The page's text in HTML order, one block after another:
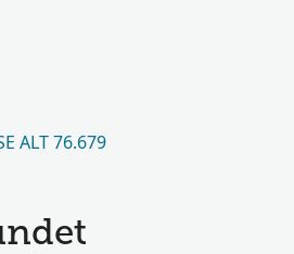
ALT 76.679